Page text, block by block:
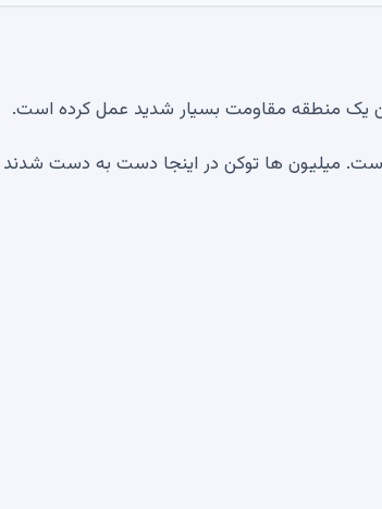
است. میلیون ها توکن در اینجا دست به دست